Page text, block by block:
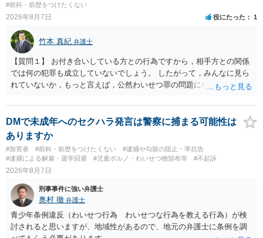
#前科・前歴をつけたくない
2026年8月7日 役にたった 1
竹本 真紀 弁護士
【質問１】 お付き合いしている方との行為ですから，相手方との関係
では何の犯罪も成立していないでしょう。 したがって，みんなに見ら
れていないか，もっと言えば，公然わいせつ罪の問題にならないかの
然性は，不特定又は多数の方が認識できる状態か否かで判断されま
す。 本件は，車の中という閉鎖された空間で行っており，不特定又は
多数の方が認識するのは困難な状態ですから，公然性はないと思いま
す。 また，意図的に示そうとする故意が必要ですが，本件では，通過
する車両があると服を着ている（わいせつな状態をなくしている）の
ですから，むしろ見られないようにしており，故意が認められること
査の対象になることはありません。 警察から連絡がくることもないで
しょう。 【質問２】 見せようと思っていないことは，服を着たりする
行為から明らかです。したがいまして，注意を受けることさえありま
せん。まして，刑罰として罰せられることもありません。 【質問３】
DMで未成年へのセクハラ発言は警察に捕まる可能性は
ありますか
#加害者 #前科・前歴をつけたくない
#逮捕や勾留の阻止・準抗告
#逮捕による解雇・退学回避
#児童ポルノ・わいせつ物頒布等 #不起訴
2026年8月7日
刑事事件に強い弁護士
奥村 徹 弁護士
青少年条例違反（わいせつ行為 わいせつな行為を教える行為）が検
討されると思いますが、地域性があるので、地元の弁護士に条例を調